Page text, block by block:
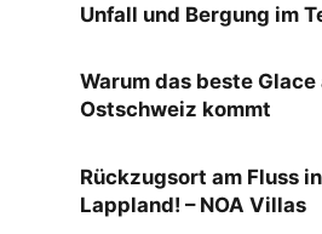
Unfall und Bergung im
Warum das beste Glace
Ostschweiz kommt
Rückzugsort am Fluss
Lappland! – NOA Villas